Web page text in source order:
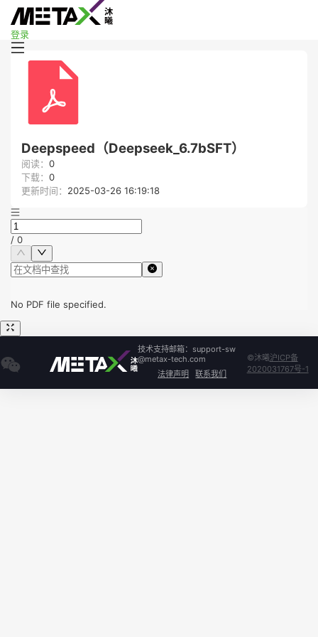
登录
Deepspeed（Deepseek_6.7bSFT）
阅读： 0
下载： 0
更新时间： 2025-03-26 16:19:18
/ 0
No PDF file specified.
技术支持邮箱：support-sw
@metax-tech.com
法律声明
联系我们
©沐曦沪ICP备
2020031767号-1